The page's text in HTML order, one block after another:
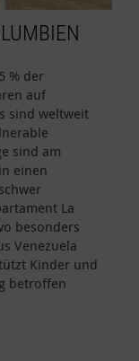
% der
auf
sind weltweit
sind am
einen
La
besonders
Venezuela
Kinder und
betroffen